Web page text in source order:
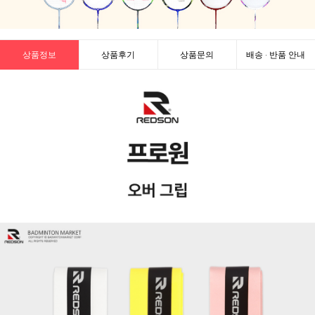
상품정보 상품후기 상품문의 배송 · 반품 안내